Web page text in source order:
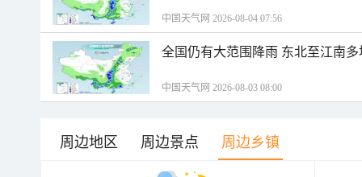
中国天气网 2026-08-04 07:56
全国仍有大范围降雨 东北至江南
中国天气网 2026-08-03 08:00
周边地区 周边景点 周边乡镇